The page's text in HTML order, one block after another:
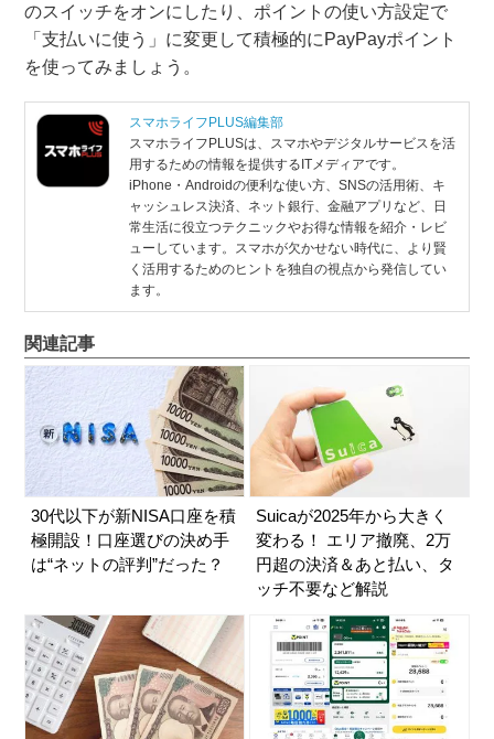
のスイッチをオンにしたり、ポイントの使い方設定で
「支払いに使う」に変更して積極的にPayPayポイント
を使ってみましょう。
スマホライフPLUS編集部
スマホライフPLUSは、スマホやデジタルサービスを活
用するための情報を提供するITメディアです。
iPhone・Androidの便利な使い方、SNSの活用術、キ
ャッシュレス決済、ネット銀行、金融アプリなど、日
常生活に役立つテクニックやお得な情報を紹介・レビ
ューしています。スマホが欠かせない時代に、より賢
く活用するためのヒントを独自の視点から発信してい
ます。
関連記事
30代以下が新NISA口座を積
極開設！口座選びの決め手
は“ネットの評判”だった？
Suicaが2025年から大きく
変わる！ エリア撤廃、2万
円超の決済＆あと払い、タ
ッチ不要など解説